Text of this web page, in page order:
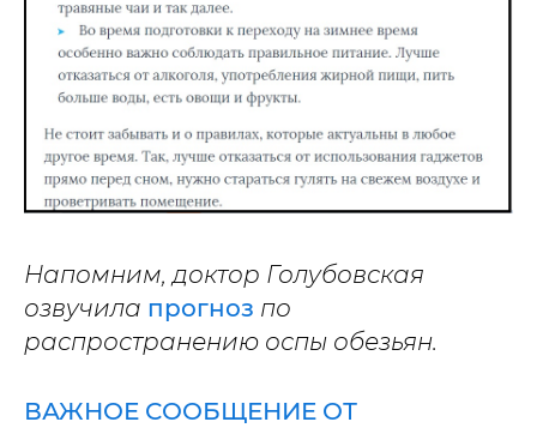
Напомним, доктор Голубовская
озвучила прогноз по
распространению оспы обезьян.
ВАЖНОЕ СООБЩЕНИЕ ОТ